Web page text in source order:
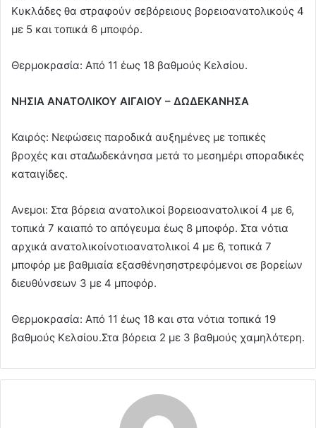
Κυκλάδες θα στραφούν σεβόρειους βορειοανατολικούς 4
με 5 και τοπικά 6 μποφόρ.
Θερμοκρασία: Από 11 έως 18 βαθμούς Κελσίου.
ΝΗΣΙΑ ΑΝΑΤΟΛΙΚΟΥ ΑΙΓΑΙΟΥ – ΔΩΔΕΚΑΝΗΣΑ
Καιρός: Νεφώσεις παροδικά αυξημένες με τοπικές
βροχές και σταΔωδεκάνησα μετά το μεσημέρι σποραδικές
καταιγίδες.
Ανεμοι: Στα βόρεια ανατολικοί βορειοανατολικοί 4 με 6,
τοπικά 7 καιαπό το απόγευμα έως 8 μποφόρ. Στα νότια
αρχικά ανατολικοίνοτιοανατολικοί 4 με 6, τοπικά 7
μποφόρ με βαθμιαία εξασθένησηστρεφόμενοι σε βορείων
διευθύνσεων 3 με 4 μποφόρ.
Θερμοκρασία: Από 11 έως 18 και στα νότια τοπικά 19
βαθμούς Κελσίου.Στα βόρεια 2 με 3 βαθμούς χαμηλότερη.